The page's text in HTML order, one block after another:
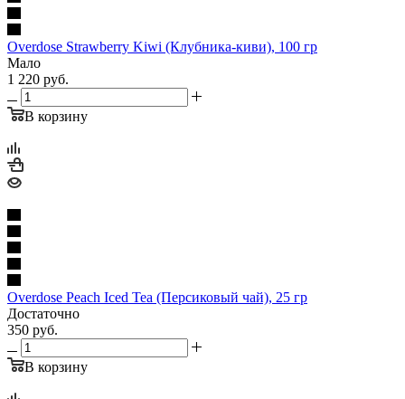
Overdose Strawberry Kiwi (Клубника-киви), 100 гр
Мало
1 220 руб.
В корзину
Overdose Peach Iced Tea (Персиковый чай), 25 гр
Достаточно
350 руб.
В корзину